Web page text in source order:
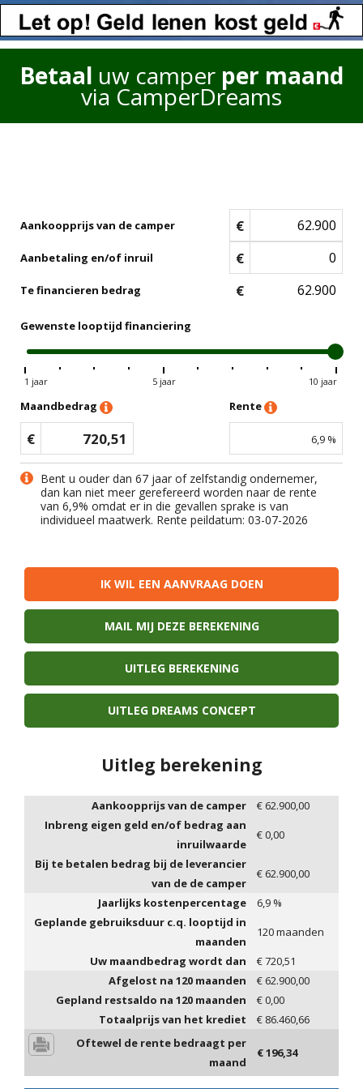
Betaal uw camper per maand
via CamperDreams
Aankoopprijs van de camper €
Aanbetaling en/of inruil €
Te financieren bedrag €
Gewenste looptijd financiering
1 jaar 5 jaar 10 jaar
Maandbedrag
€ 720,51
Rente
6,9 %
Bent u ouder dan 67 jaar of zelfstandig ondernemer,
dan kan niet meer gerefereerd worden naar de rente
van 6,9% omdat er in die gevallen sprake is van
individueel maatwerk. Rente peildatum: 03-07-2026
IK WIL EEN AANVRAAG DOEN
MAIL MIJ DEZE BEREKENING
UITLEG BEREKENING
UITLEG DREAMS CONCEPT
Uitleg berekening
Aankoopprijs van de camper € 62.900,00
Inbreng eigen geld en/of bedrag aan
inruilwaarde
€0,00
Bij te betalen bedrag bij de leverancier
van de de camper
€ 62.900,00
Jaarlijks kostenpercentage
6,9 %
Geplande gebruiksduur c.q. looptijd in
maanden
120maanden
Uw maandbedrag wordt dan
€720,51
Afgelost na 120 maanden € 62.900,00
Gepland restsaldo na 120 maanden €0,00
Totaalprijs van het krediet
€ 86.460,66
Oftewel de rente bedraagt per
maand
€196,34